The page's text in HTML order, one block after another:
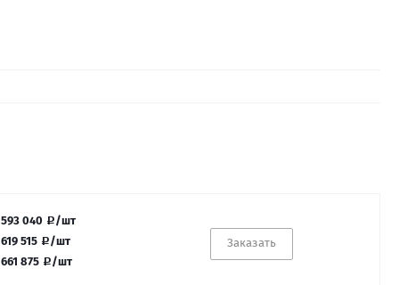
593 040 /шт
619 515 /шт
661 875 /шт
Заказать